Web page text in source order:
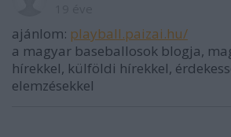
ajánlom: playball.paizai.hu/
a magyar baseballosok blogja,
hírekkel, külföldi hírekkel,
elemzésekkel